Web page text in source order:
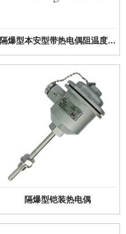
隔爆型本安型带热电偶阻温度变
送器
隔爆型铠装热电偶